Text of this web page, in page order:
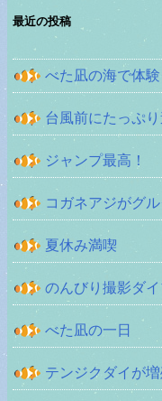
最近の投稿
べた凪の海で体
台風前にたっぷ
ジャンプ最高！
コガネアジがグ
夏休み満喫
のんびり撮影ダ
べた凪の一日
テンジクダイが増